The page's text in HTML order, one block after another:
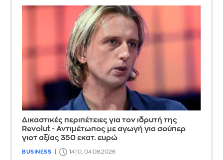
Δικαστικές περιπέτειες για τον ιδρυτή της
Revolut - Αντιμέτωπος με αγωγή για σούπερ
γιοτ αξίας 350 εκατ. ευρώ
BUSINESS 14:10, 04.08.2026